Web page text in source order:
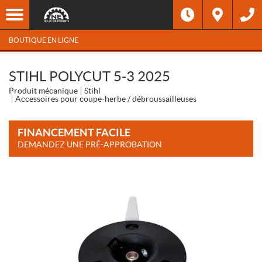
BOUTIQUE EN LIGNE
STIHL POLYCUT 5-3 2025
Produit mécanique
Stihl
Accessoires pour coupe-herbe / débroussailleuses
FINANCEMENT FACILE
DEMANDEZ UNE PRÉ-APPROBATION